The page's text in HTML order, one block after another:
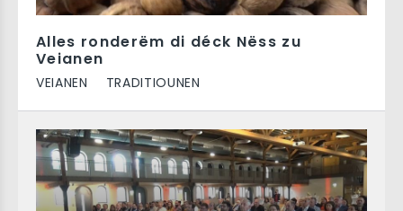
Alles ronderëm di déck Nëss zu
Veianen
VEIANEN TRADITIOUNEN